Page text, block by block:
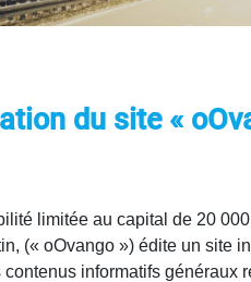
du site «
limitée au capital de 20
(« oOvango ») édite un site
informatifs généraux